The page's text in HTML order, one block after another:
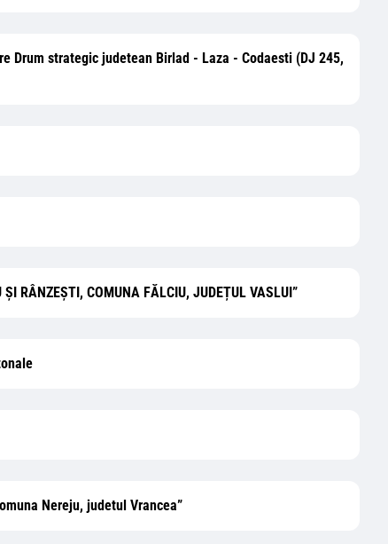
Drum strategic judetean Birlad - Laza - Codaesti (DJ 245,
RÂNZEȘTI, COMUNA FĂLCIU, JUDEȚUL VASLUI”
Nereju, judetul Vrancea”